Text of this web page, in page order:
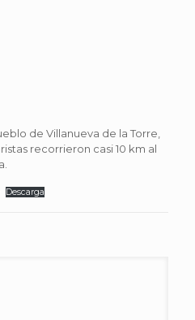
de Villanueva de la Torre,
recorrieron casi 10 km al
Descarga